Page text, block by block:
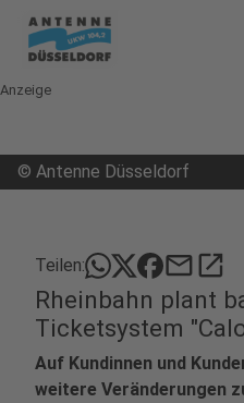
Anzeige
© Antenne Düsseldorf
Teilen: mailopen_in_new
Rheinbahn plant
Ticketsystem
Auf Kundinnen und
weitere Veränderungen